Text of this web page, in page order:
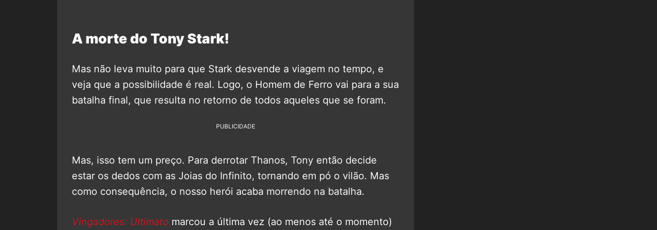
A morte do Tony Stark!
Mas não leva muito para que Stark desvende a viagem no tempo, e
veja que a possibilidade é real. Logo, o Homem de Ferro vai para a sua
batalha final, que resulta no retorno de todos aqueles que se foram.
PUBLICIDADE
Mas, isso tem um preço. Para derrotar Thanos, Tony então decide
estar os dedos com as Joias do Infinito, tornando em pó o vilão. Mas
como consequência, o nosso herói acaba morrendo na batalha.
Vingadores: Ultimato marcou a última vez (ao menos até o momento)